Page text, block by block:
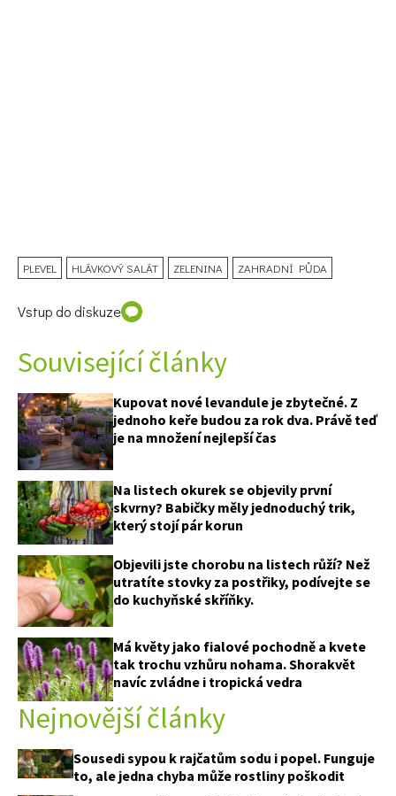
PLEVEL HLÁVKOVÝ SALÁT ZELENINA ZAHRADNÍ PŮDA
Vstup do diskuze
Související články
Kupovat nové levandule je zbytečné. Z
jednoho keře budou za rok dva. Právě teď
je na množení nejlepší čas
Na listech okurek se objevily první
skvrny? Babičky měly jednoduchý trik,
který stojí pár korun
Objevili jste chorobu na listech růží? Než
utratíte stovky za postřiky, podívejte se
do kuchyňské skříňky.
Má květy jako fialové pochodně a kvete
tak trochu vzhůru nohama. Shorakvět
navíc zvládne i tropická vedra
Nejnovější články
Sousedi sypou k rajčatům sodu i popel. Funguje
to, ale jedna chyba může rostliny poškodit